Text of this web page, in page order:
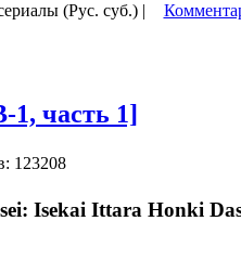
(Рус. суб.) |
1, часть 1]
123208
Isekai Ittara Honki